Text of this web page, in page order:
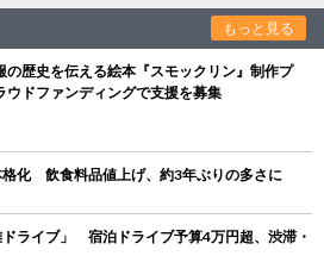
もっと見る
の歴史を伝える絵本『スモックリン』制作プ
ドファンディングで支援を募集
格化 飲食料品値上げ、約3年ぶりの多さに
ライブ」 宿泊ドライブ予算4万円超、渋滞・